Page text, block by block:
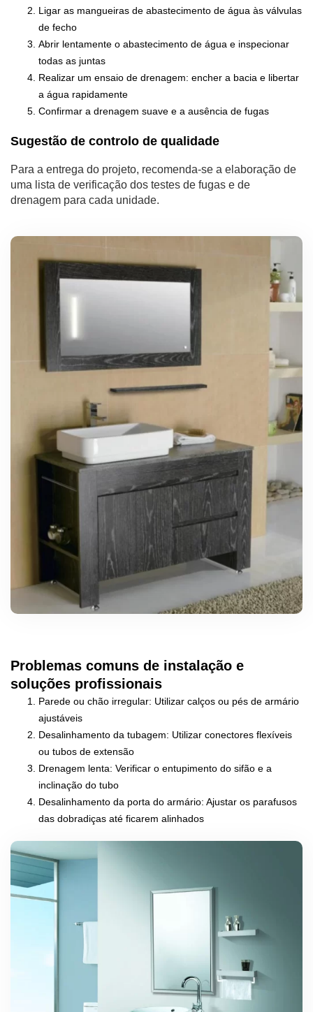
Ligar as mangueiras de abastecimento de água às válvulas
de fecho
Abrir lentamente o abastecimento de água e inspecionar
todas as juntas
Realizar um ensaio de drenagem: encher a bacia e libertar
a água rapidamente
Confirmar a drenagem suave e a ausência de fugas
Sugestão de controlo de qualidade
Para a entrega do projeto, recomenda-se a elaboração de
uma lista de verificação dos testes de fugas e de
drenagem para cada unidade.
Problemas comuns de instalação e
soluções profissionais
Parede ou chão irregular: Utilizar calços ou pés de armário
ajustáveis
Desalinhamento da tubagem: Utilizar conectores flexíveis
ou tubos de extensão
Drenagem lenta: Verificar o entupimento do sifão e a
inclinação do tubo
Desalinhamento da porta do armário: Ajustar os parafusos
das dobradiças até ficarem alinhados